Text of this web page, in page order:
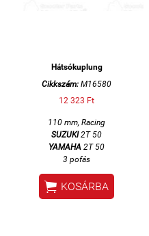
Hátsókuplung
Cikkszám: M16580
12 323 Ft
110 mm, Racing
SUZUKI2T 50
YAMAHA 2T 50
3 pofás
 KOSÁRBA